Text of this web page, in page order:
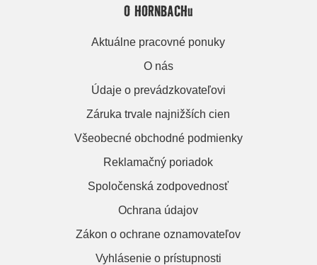
O HORNBACHu
Aktuálne pracovné ponuky
O nás
Údaje o prevádzkovateľovi
Záruka trvale najnižších cien
Všeobecné obchodné podmienky
Reklamačný poriadok
Spoločenská zodpovednosť
Ochrana údajov
Zákon o ochrane oznamovateľov
Vyhlásenie o prístupnosti